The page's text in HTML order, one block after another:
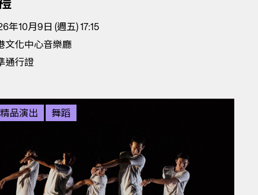
年10月9日 (週五) 17:15
文化中心音樂廳
通行證
品演出 舞蹈